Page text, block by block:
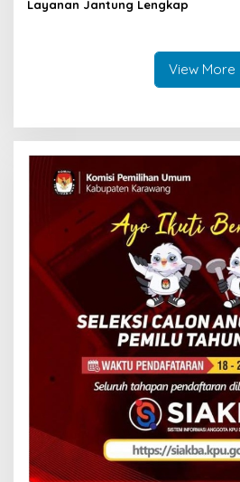
Layanan Jantung Lengkap
View More